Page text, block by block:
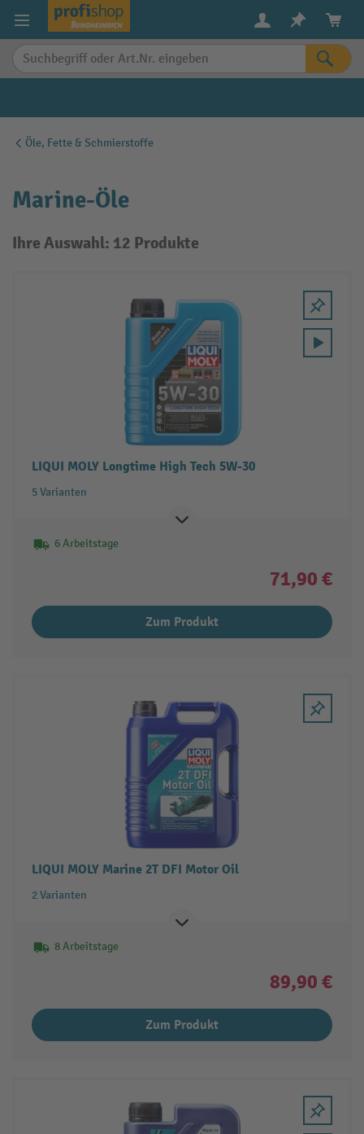
springen
Öle, Fette & Schmierstoffe
Marine-Öle
Ihre Auswahl: 12 Produkte
LIQUI MOLY Longtime High Tech 5W-30
5 Varianten
6 Arbeitstage
71,90 €
Zum Produkt
LIQUI MOLY Marine 2T DFI Motor Oil
2 Varianten
8 Arbeitstage
89,90 €
Zum Produkt